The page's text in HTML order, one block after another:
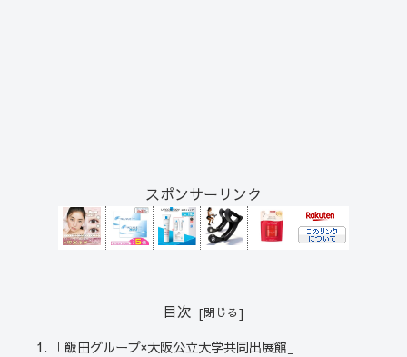
スポンサーリンク
目次
「飯田グループ×大阪公立大学共同出展館」